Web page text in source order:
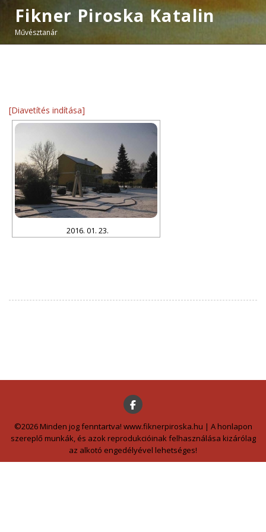
Fikner Piroska Katalin
Művésztanár
[Diavetítés indítása]
2016. 01. 23.
©2026 Minden jog fenntartva! www.fiknerpiroska.hu | A honlapon
szereplő munkák, és azok reprodukcióinak felhasználása kizárólag
az alkotó engedélyével lehetséges!